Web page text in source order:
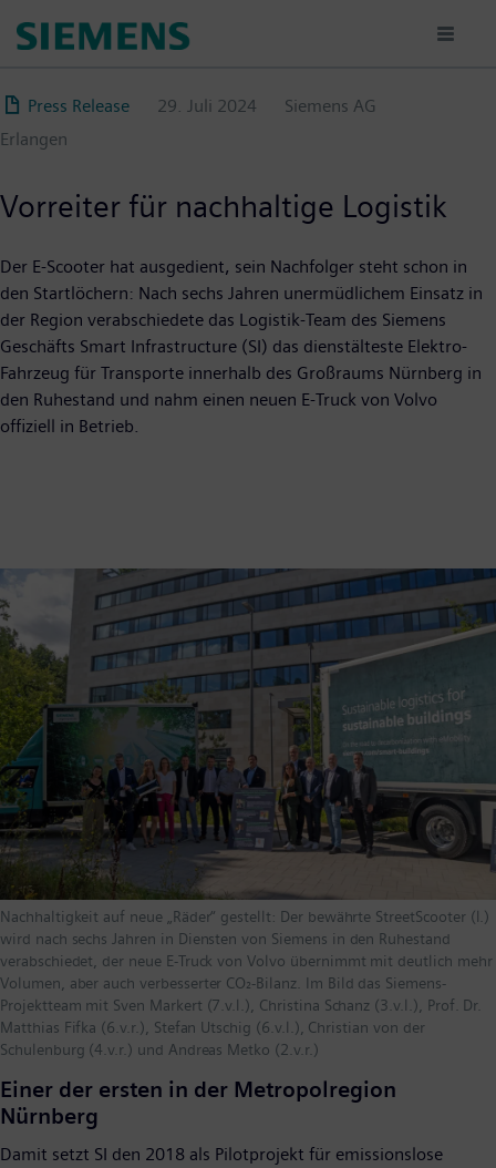
zum
Press Release
29. Juli 2024
Siemens AG
Erlangen
Vorreiter für nachhaltige Logistik
Der E-Scooter hat ausgedient, sein Nachfolger steht schon in
den Startlöchern: Nach sechs Jahren unermüdlichem Einsatz in
der Region verabschiedete das Logistik-Team des Siemens
Geschäfts Smart Infrastructure (SI) das dienstälteste Elektro-
Fahrzeug für Transporte innerhalb des Großraums Nürnberg in
den Ruhestand und nahm einen neuen E-Truck von Volvo
offiziell in Betrieb.
Nachhaltigkeit auf neue „Räder“ gestellt: Der bewährte StreetScooter (l.)
wird nach sechs Jahren in Diensten von Siemens in den Ruhestand
verabschiedet, der neue E-Truck von Volvo übernimmt mit deutlich mehr
Volumen, aber auch verbesserter CO₂-Bilanz. Im Bild das Siemens-
Projektteam mit Sven Markert (7.v.l.), Christina Schanz (3.v.l.), Prof. Dr.
Matthias Fifka (6.v.r.), Stefan Utschig (6.v.l.), Christian von der
Schulenburg (4.v.r.) und Andreas Metko (2.v.r.)
Einer der ersten in der Metropolregion
Nürnberg
Damit setzt SI den 2018 als Pilotprojekt für emissionslose